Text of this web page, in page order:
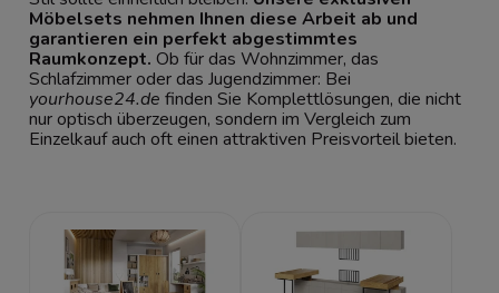
Möbelsets nehmen Ihnen diese Arbeit ab und
garantieren ein perfekt abgestimmtes
Raumkonzept. Ob für das Wohnzimmer, das
Schlafzimmer oder das Jugendzimmer: Bei
yourhouse24.de finden Sie Komplettlösungen, die nicht
nur optisch überzeugen, sondern im Vergleich zum
Einzelkauf auch oft einen attraktiven Preisvorteil bieten.